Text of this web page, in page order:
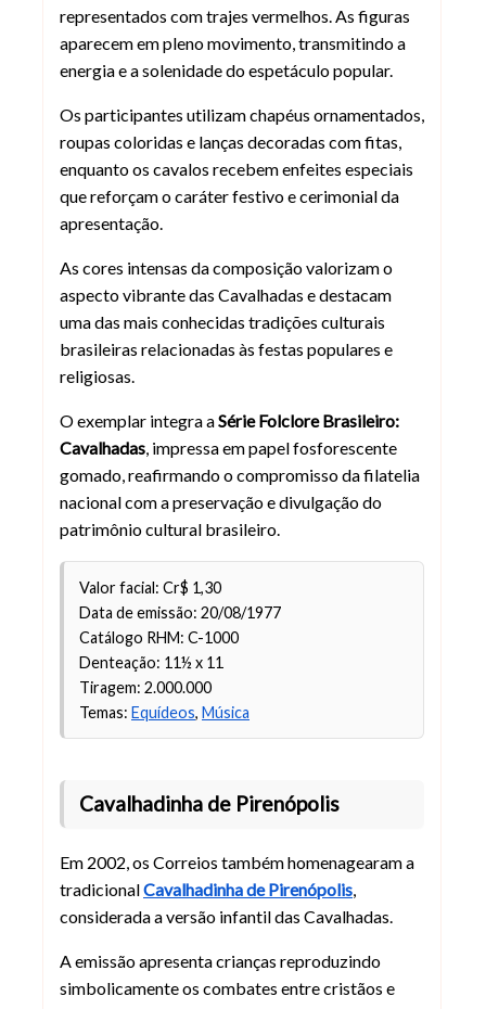
representados com trajes vermelhos. As figuras
aparecem em pleno movimento, transmitindo a
energia e a solenidade do espetáculo popular.
Os participantes utilizam chapéus ornamentados,
roupas coloridas e lanças decoradas com fitas,
enquanto os cavalos recebem enfeites especiais
que reforçam o caráter festivo e cerimonial da
apresentação.
As cores intensas da composição valorizam o
aspecto vibrante das Cavalhadas e destacam
uma das mais conhecidas tradições culturais
brasileiras relacionadas às festas populares e
religiosas.
O exemplar integra aSérie Folclore Brasileiro:
Cavalhadas , impressa em papel fosforescente
gomado, reafirmando o compromisso da filatelia
nacional com a preservação e divulgação do
patrimônio cultural brasileiro.
Valor facial: Cr$ 1,30
Data de emissão: 20/08/1977
Catálogo RHM: C-1000
Denteação: 11½ x 11
Tiragem: 2.000.000
Temas: Equídeos, Música
Cavalhadinha de Pirenópolis
Em 2002, os Correios também homenagearam a
tradicionalCavalhadinha de Pirenópolis
considerada a versão infantil das Cavalhadas.
A emissão apresenta crianças reproduzindo
simbolicamente os combates entre cristãos e